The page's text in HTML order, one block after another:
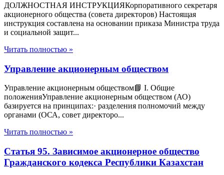
ДОЛЖНОСТНАЯ ИНСТРУКЦИЯКорпоративного секретаря
акционерного общества (совета директоров) Настоящая
инструкция составлена на основании приказа Министра труда
и социальной защит...
Читать полностью »
Управление акционерным обществом
Управление акционерным обществом📘 I. Общие
положенияУправление акционерным обществом (АО)
базируется на принципах:· разделения полномочий между
органами (ОСА, совет директоро...
Читать полностью »
Статья 95. Зависимое акционерное общество
Гражданского кодекса Республики Казахстан